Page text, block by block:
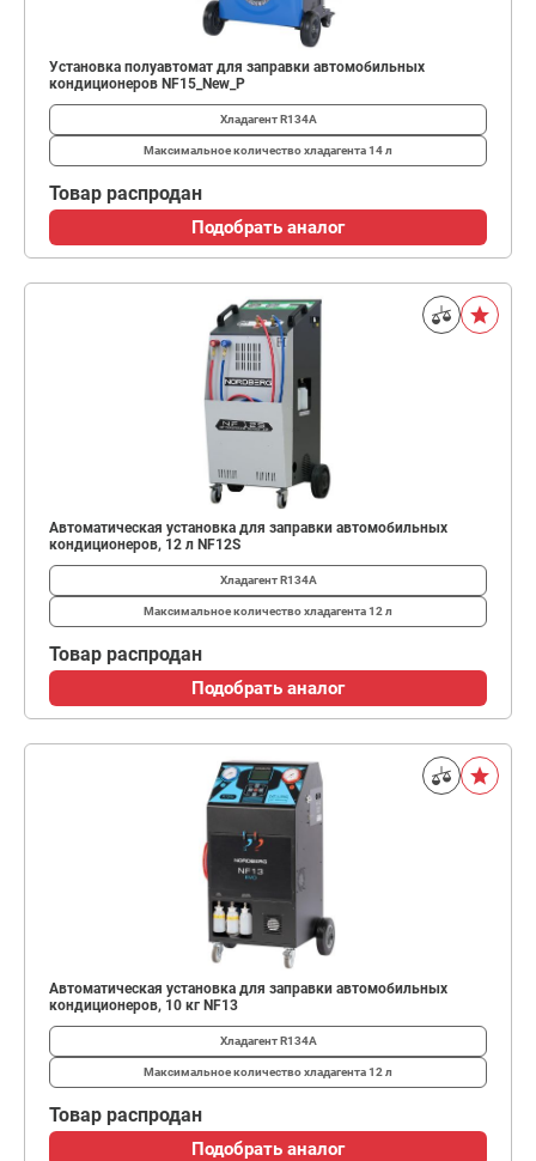
Установка полуавтомат для заправки автомобильных
кондиционеров NF15_New_P
ХладагентR134A
Максимальное количество хладагента14 л
Товар распродан
Подобрать аналог
Автоматическая установка для заправки автомобильных
кондиционеров, 12 л NF12S
ХладагентR134A
Максимальное количество хладагента12 л
Товар распродан
Подобрать аналог
Автоматическая установка для заправки автомобильных
кондиционеров, 10 кг NF13
ХладагентR134A
Максимальное количество хладагента12 л
Товар распродан
Подобрать аналог